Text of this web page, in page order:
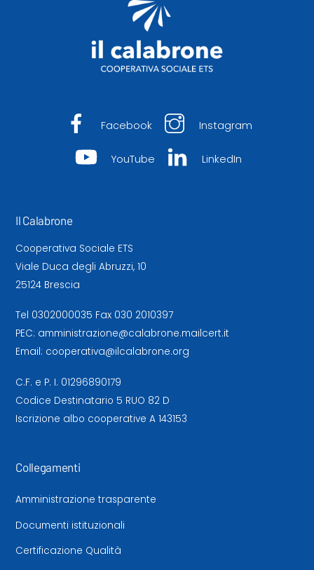
Facebook Instagram
YouTube LinkedIn
Il Calabrone
Cooperativa Sociale ETS
Viale Duca degli Abruzzi, 10
25124 Brescia
Tel 0302000035 Fax 030 2010397
PEC: amministrazione@calabrone.mailcert.it
Email: cooperativa@ilcalabrone.org
C.F. e P. I. 01296890179
Codice Destinatario 5 RUO 82 D
Iscrizione albo cooperative A 143153
Collegamenti
Amministrazione trasparente
Documenti istituzionali
Certificazione Qualità